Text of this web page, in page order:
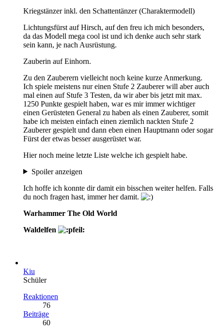
Kriegstänzer inkl. den Schattentänzer (Charaktermodell)
Lichtungsfürst auf Hirsch, auf den freu ich mich besonders,
da das Modell mega cool ist und ich denke auch sehr stark
sein kann, je nach Ausrüstung.
Zauberin auf Einhorn.
Zu den Zauberern vielleicht noch keine kurze Anmerkung.
Ich spiele meistens nur einen Stufe 2 Zauberer will aber auch
mal einen auf Stufe 3 Testen, da wir aber bis jetzt mit max.
1250 Punkte gespielt haben, war es mir immer wichtiger
einen Gerüsteten General zu haben als einen Zauberer, somit
habe ich meisten einfach einen ziemlich nackten Stufe 2
Zauberer gespielt und dann eben einen Hauptmann oder sogar
Fürst der etwas besser ausgerüstet war.
Hier noch meine letzte Liste welche ich gespielt habe.
Spoiler anzeigen
Ich hoffe ich konnte dir damit ein bisschen weiter helfen. Falls
du noch fragen hast, immer her damit.
Warhammer The Old World
Waldelfen
Kiu
Schüler
Reaktionen
76
Beiträge
60